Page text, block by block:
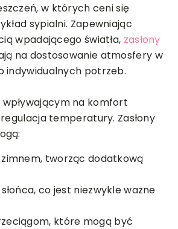
w których ceni się
sypialni. Zapewniając
wpadającego światła, zasłony
na dostosowanie atmosfery w
indywidualnych potrzeb.
na komfort
temperatury. Zasłony
tworząc dodatkową
co jest niezwykle ważne
które mogą być